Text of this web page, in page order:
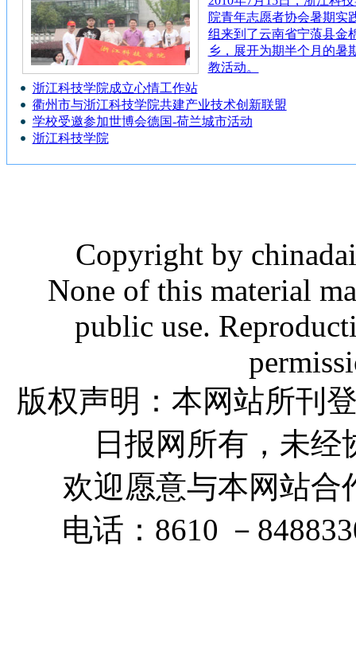
院青年志愿者协会暑期实
组来到了云南省宁蒗县金
乡，展开为期半个月的暑
教活动。
浙江科技学院成立心情工作站
衢州市与浙江科技学院共建产业技术创新联盟
学校受邀参加世博会德国-荷兰城市活动
浙江科技学院
Copyright by
None of this material
public use.
版权声明：本网站所刊
日报网所有，未
欢迎愿意与本网站合
电话：8610 －